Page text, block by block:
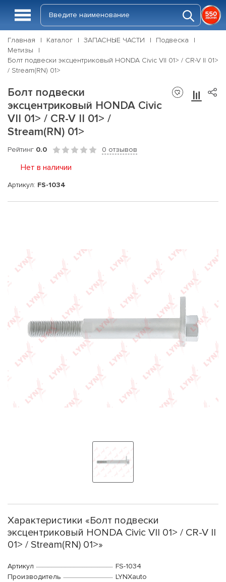
Главная Каталог ЗАПАСНЫЕ ЧАСТИ
Подвеска
Метизы
Болт подвески эксцентриковый HONDA Civic VII 01> / CR-V II 01>
/ Stream(RN) 01>
Болт подвески
эксцентриковый HONDA Civic
VII 01> / CR-V II 01> /
Stream(RN) 01>
Рейтинг 0.0 0 отзывов
Нет в наличии
Артикул: FS-1034
Характеристики «Болт подвески
эксцентриковый HONDA Civic VII 01> / CR-V II
01> / Stream(RN) 01>»
Артикул
FS-1034
Производитель
LYNXauto